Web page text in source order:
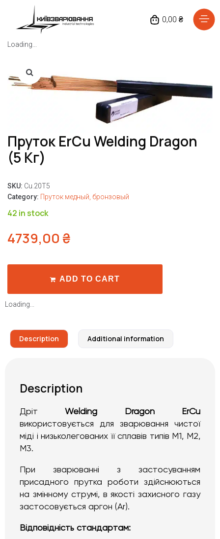
0,00 ₴
Loading...
Пруток ErCu Welding Dragon
(5 Кг)
SKU: Cu.20T5
Category: Пруток медный, бронзовый
42 in stock
4739,00 ₴
ADD TO CART
Loading...
Description Additional information
Description
ДрітWelding Dragon ErCu
використовується для зварювання чистої
міді і низьколегованих її сплавів типів М1, М2,
М3.
При зварюванні з застосуванням
присадного прутка роботи здійснюються
на змінному струмі, в якості захисного газу
застосовується аргон (Ar).
Відповідність стандартам:
Каталог товарів
Доставка та оплата
Блог
Контакти